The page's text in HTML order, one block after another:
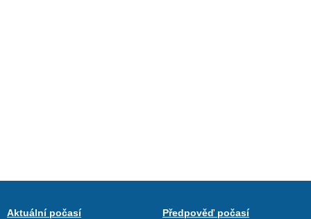
Aktuální počasí
Předpověď počasí